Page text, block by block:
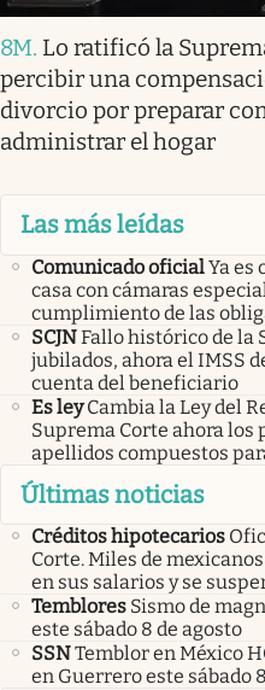
8M. Lo ratificó la
percibir una
divorcio por preparar
administrar el hogar
Las más leídas
Comunicado oficialYa es
casa con cámaras
cumplimiento de las
SCJNFallo histórico de la
jubilados, ahora el IMSS
cuenta del beneficiario
Es ley Cambia la Ley del
Suprema Corte ahora los
apellidos compuestos
Últimas noticias
Créditos hipotecarios
Corte. Miles de
en sus salarios y se
Temblores Sismo de
este sábado 8 de agosto
SSNTemblor en México
en Guerrero este sábado